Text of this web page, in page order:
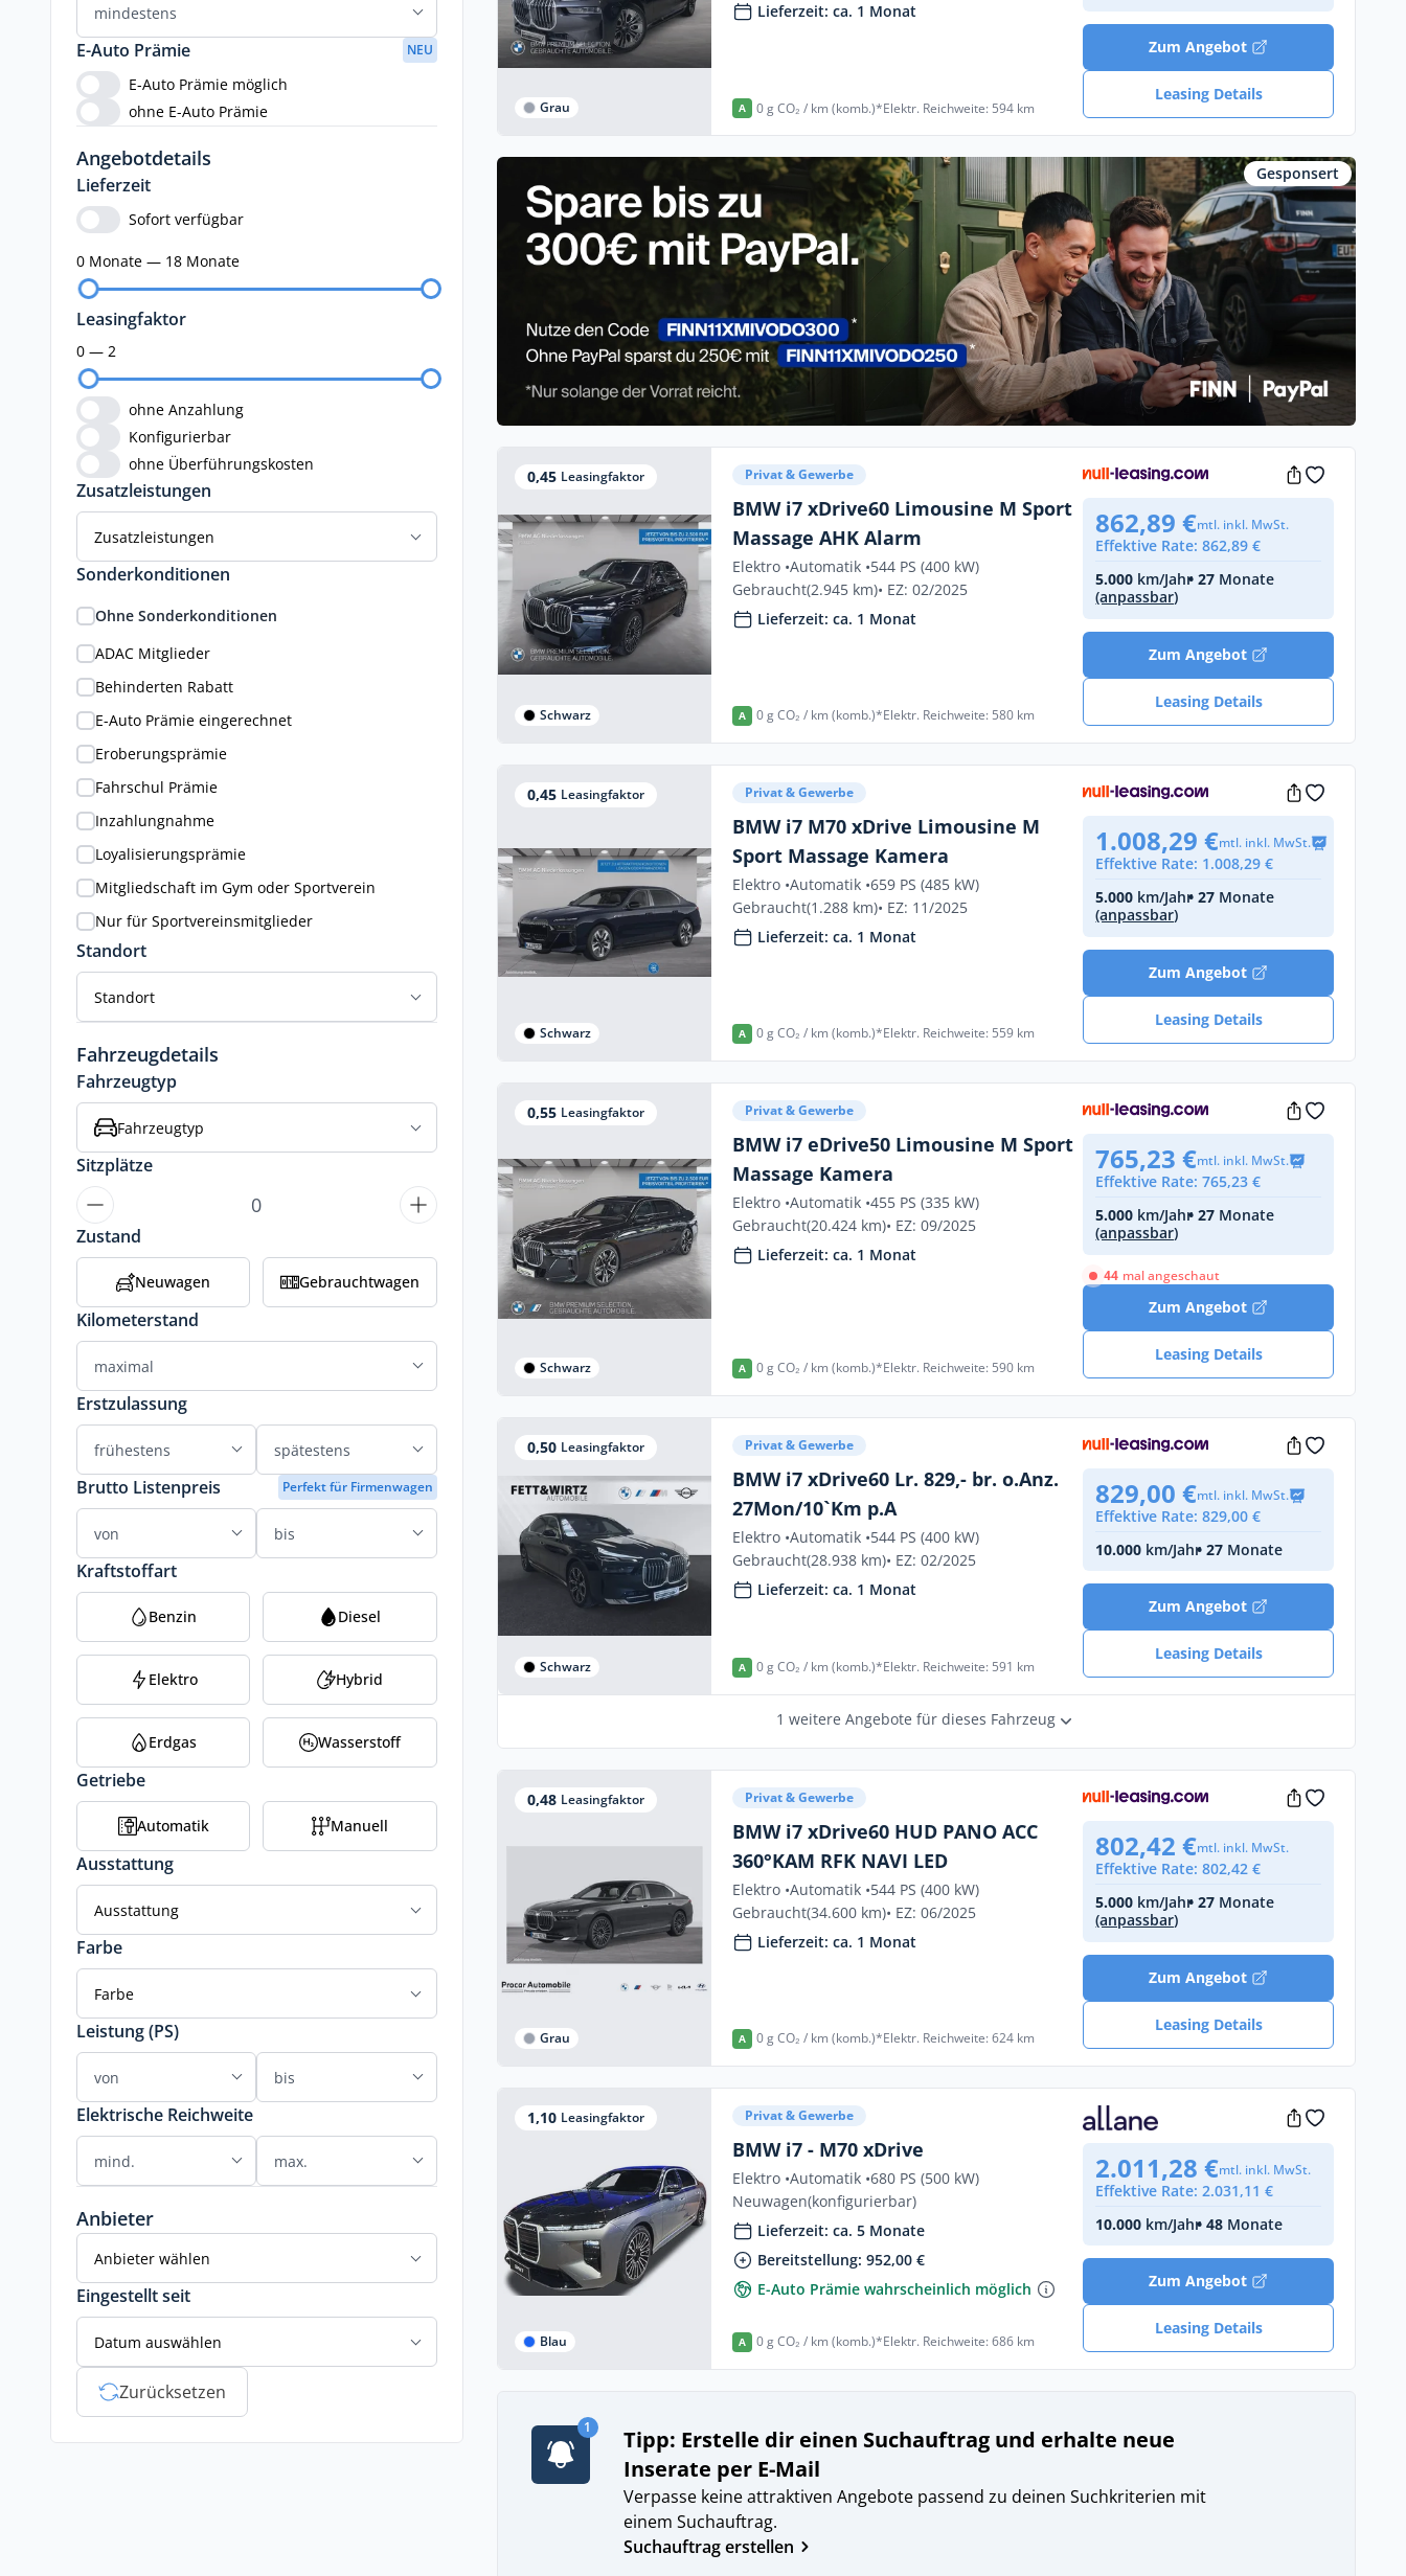
E-Auto Prämie NEU
E-Auto Prämie möglich
ohne E-Auto Prämie
Angebotdetails
Lieferzeit
Sofort verfügbar
0 Monate — 18 Monate
Leasingfaktor
0 — 2
ohne Anzahlung
Konfigurierbar
ohne Überführungskosten
Zusatzleistungen
Zusatzleistungen
Sonderkonditionen
Ohne Sonderkonditionen
ADAC Mitglieder
Behinderten Rabatt
E-Auto Prämie eingerechnet
Eroberungsprämie
Fahrschul Prämie
Inzahlungnahme
Loyalisierungsprämie
Mitgliedschaft im Gym oder Sportverein
Nur für Sportvereinsmitglieder
Standort
Standort
Fahrzeugdetails
Fahrzeugtyp
Fahrzeugtyp
Sitzplätze
Zustand
Neuwagen Gebrauchtwagen
Kilometerstand
Erstzulassung
Brutto Listenpreis Perfekt für Firmenwagen
Kraftstoffart
Benzin Diesel
Elektro Hybrid
Erdgas Wasserstoff
Getriebe
Automatik Manuell
Ausstattung
Ausstattung
Farbe
Farbe
Leistung (PS)
Elektrische Reichweite
Anbieter
Anbieter wählen
Eingestellt seit
Datum auswählen
Zurücksetzen
Grau
Lieferzeit: ca. 1 Monat
A 0 g CO₂ / km (komb.)*Elektr. Reichweite: 594 km
Zum Angebot
Leasing Details
Gesponsert
0,45 Leasingfaktor
Schwarz
Privat & Gewerbe
BMW i7 xDrive60 Limousine M Sport
Massage AHK Alarm
Elektro •Automatik •544 PS (400 kW)
Gebraucht(2.945 km)• EZ: 02/2025
Lieferzeit: ca. 1 Monat
A 0 g CO₂ / km (komb.)*Elektr. Reichweite: 580 km
862,89 €mtl. inkl. MwSt.
Effektive Rate: 862,89 €
5.000 km/Jahr• 27 Monate
(anpassbar)
Zum Angebot
Leasing Details
0,45 Leasingfaktor
Schwarz
Privat & Gewerbe
BMW i7 M70 xDrive Limousine M
Sport Massage Kamera
Elektro •Automatik •659 PS (485 kW)
Gebraucht(1.288 km)• EZ: 11/2025
Lieferzeit: ca. 1 Monat
A 0 g CO₂ / km (komb.)*Elektr. Reichweite: 559 km
1.008,29 €mtl. inkl. MwSt.
Effektive Rate: 1.008,29 €
5.000 km/Jahr• 27 Monate
(anpassbar)
Zum Angebot
Leasing Details
0,55 Leasingfaktor
Schwarz
Privat & Gewerbe
BMW i7 eDrive50 Limousine M Sport
Massage Kamera
Elektro •Automatik •455 PS (335 kW)
Gebraucht(20.424 km)• EZ: 09/2025
Lieferzeit: ca. 1 Monat
A 0 g CO₂ / km (komb.)*Elektr. Reichweite: 590 km
765,23 €mtl. inkl. MwSt.
Effektive Rate: 765,23 €
5.000 km/Jahr• 27 Monate
(anpassbar)
44 mal angeschaut
Zum Angebot
Leasing Details
0,50 Leasingfaktor
Schwarz
Privat & Gewerbe
BMW i7 xDrive60 Lr. 829,- br. o.Anz.
27Mon/10`Km p.A
Elektro •Automatik •544 PS (400 kW)
Gebraucht(28.938 km)• EZ: 02/2025
Lieferzeit: ca. 1 Monat
A 0 g CO₂ / km (komb.)*Elektr. Reichweite: 591 km
829,00 €mtl. inkl. MwSt.
Effektive Rate: 829,00 €
10.000 km/Jahr• 27 Monate
Zum Angebot
Leasing Details
1 weitere Angebote für dieses Fahrzeug
0,48 Leasingfaktor
Grau
Privat & Gewerbe
BMW i7 xDrive60 HUD PANO ACC
360°KAM RFK NAVI LED
Elektro •Automatik •544 PS (400 kW)
Gebraucht(34.600 km)• EZ: 06/2025
Lieferzeit: ca. 1 Monat
A 0 g CO₂ / km (komb.)*Elektr. Reichweite: 624 km
802,42 €mtl. inkl. MwSt.
Effektive Rate: 802,42 €
5.000 km/Jahr• 27 Monate
(anpassbar)
Zum Angebot
Leasing Details
1,10 Leasingfaktor
Blau
Privat & Gewerbe
BMW i7 - M70 xDrive
Elektro •Automatik •680 PS (500 kW)
Neuwagen(konfigurierbar)
Lieferzeit: ca. 5 Monate
Bereitstellung: 952,00 €
E-Auto Prämie wahrscheinlich möglich
A 0 g CO₂ / km (komb.)*Elektr. Reichweite: 686 km
2.011,28 €mtl. inkl. MwSt.
Effektive Rate: 2.031,11 €
10.000 km/Jahr• 48 Monate
Zum Angebot
Leasing Details
1
Tipp: Erstelle dir einen Suchauftrag und erhalte neue
Inserate per E-Mail
Verpasse keine attraktiven Angebote passend zu deinen Suchkriterien mit
einem Suchauftrag.
Suchauftrag erstellen